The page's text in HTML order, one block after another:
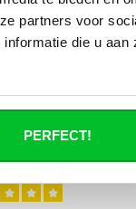
partners voor
die u aan
PERFECT!
radiator-